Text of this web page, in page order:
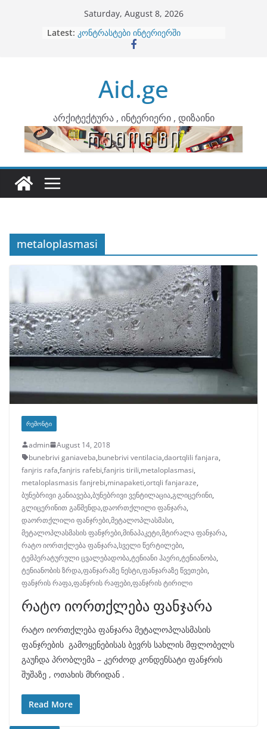
Saturday, August 8, 2026
Latest: ბინების გაერთიანება
კონტრასტები ინტერიერში
ინტერიერის დიზიანი
არტემიდი წარმოგიდგენთ
Aid.ge
არქიტექტურა , ინტერიერი , დიზაინი
metaloplasmasi
ᲠᲔᲛᲝᲜᲢᲘ
admin
August 14, 2018
bunebrivi ganiaveba,bunebrivi ventilacia,daortqlili fanjara,
fanjris rafa,fanjris rafebi,fanjris tirili,metaloplasmasi,
metaloplasmasis fanjrebi,minapaketi,ortqli fanjaraze,
ბუნებრივი განიავება,ბუნებრივი ვენტილაცია,გლიცერინი,
გლიცერინით გაწმენდა,დაორთქლილი ფანჯარა,
დაორთქლილი ფანჯრები,მეტალოპლასმასი,
მეტალოპლასმასის ფანჯრები,მინაპაკეტი,მტირალა ფანჯარა,
რატო იორთქლება ფანჯარა,სველი წერტილები,
ტემპერატურული ცვალებადობა,ტენიანი ჰაერი,ტენიანობა,
ტენიანობის ზრდა,ფანჯარაზე ნესტი,ფანჯარაზე წვეთები,
ფანჯრის რაფა,ფანჯრის რაფები,ფანჯრის ტირილი
რატო იორთქლება ფანჯარა
რატო იორთქლება ფანჯარა მეტალოპლასმასის
ფანჯრების გამოყენებისას ბევრს სახლის მფლობელს
გაუჩდა პრობლემა – კერძოდ კონდენსატი ფანჯრის
შუშაზე , ოთახის მხრიდან .
Read More